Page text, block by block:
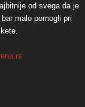
od svega da je
malo pomogli pri